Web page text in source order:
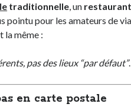
traditionnelle, un
pointu pour les amateurs de
la même :
pas des lieux “par défaut”.
en carte postale